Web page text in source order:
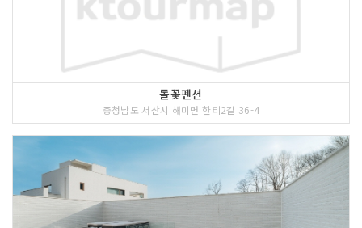
돌꽃펜션
충청남도 서산시 해미면 한티2길 36-4